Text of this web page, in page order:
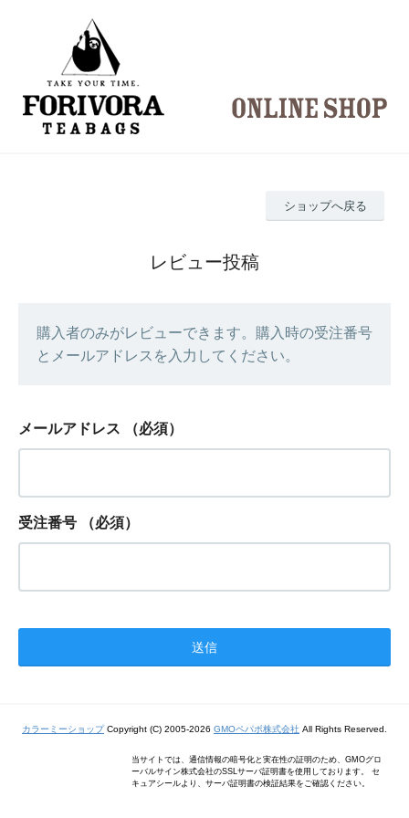
ショップへ戻る
レビュー投稿
購入者のみがレビューできます。購入時の受注番号
とメールアドレスを入力してください。
メールアドレス （必須）
受注番号 （必須）
カラーミーショップCopyright (C) 2005-2026 GMOペパボ株式会社 All Rights Reserved.
当サイトでは、通信情報の暗号化と実在性の証明のため、GMOグロ
ーバルサイン株式会社のSSLサーバ証明書を使用しております。 セ
キュアシールより、サーバ証明書の検証結果をご確認ください。